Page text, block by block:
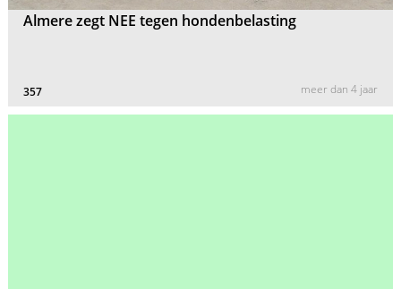
Almere zegt NEE tegen hondenbelasting
357 meer dan 4 jaar